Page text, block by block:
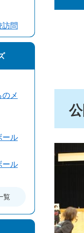
訪問
メ
ール
ル
覧